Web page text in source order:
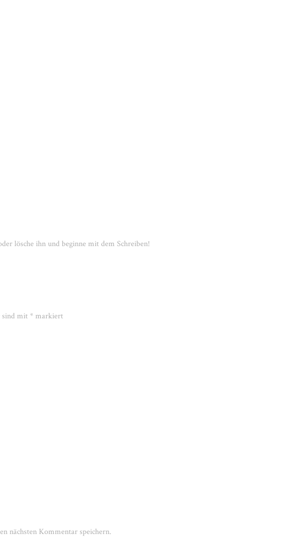
lösche ihn und beginne mit dem Schreiben!
sind mit * markiert
nächsten Kommentar speichern.